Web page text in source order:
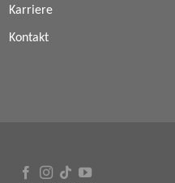
Karriere
Kontakt